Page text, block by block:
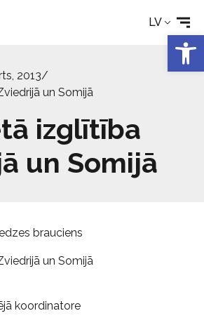
LV
2013/
un Somijā
izglītība
un Somijā
brauciens
un Somijā
koordinatore